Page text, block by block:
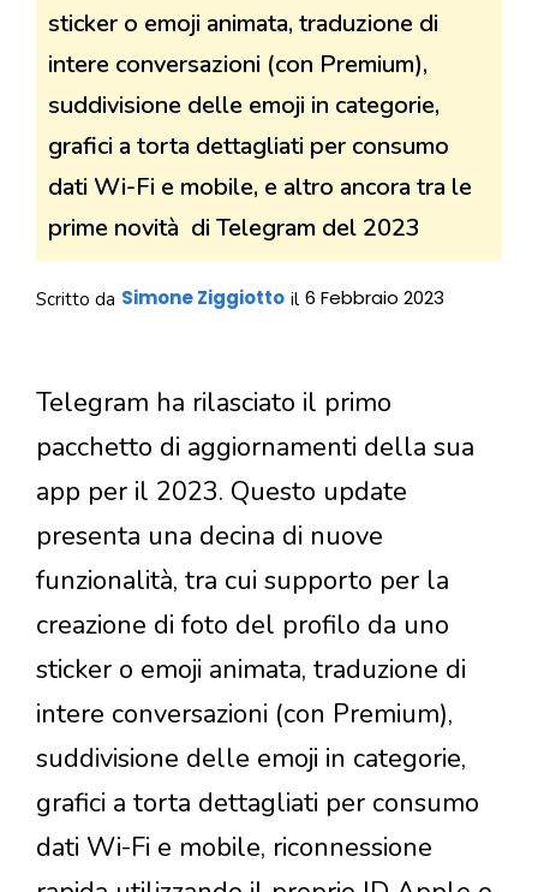
sticker o emoji animata, traduzione di
intere conversazioni (con Premium),
suddivisione delle emoji in categorie,
grafici a torta dettagliati per consumo
dati Wi-Fi e mobile, e altro ancora tra le
prime novità di Telegram del 2023
Scritto da Simone Ziggiotto il 6 Febbraio 2023
Telegram ha rilasciato il primo
pacchetto di aggiornamenti della sua
app per il 2023. Questo update
presenta una decina di nuove
funzionalità, tra cui supporto per la
creazione di foto del profilo da uno
sticker o emoji animata, traduzione di
intere conversazioni (con Premium),
suddivisione delle emoji in categorie,
grafici a torta dettagliati per consumo
dati Wi-Fi e mobile, riconnessione